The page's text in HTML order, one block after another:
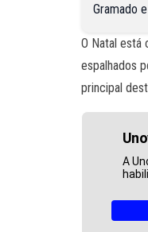
Gramado
O Natal está
espalhados
principal
A